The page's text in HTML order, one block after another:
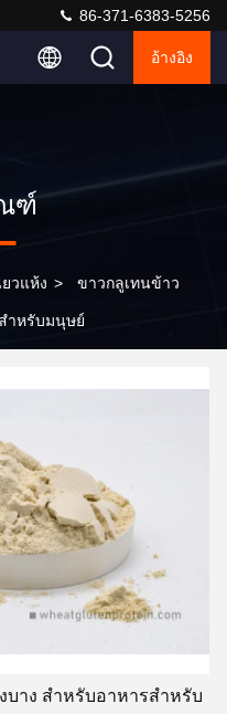
86-371-6383-5256
อ้างอิง
ฑ์
วแห้ง > ขาวกลูเทนข้าว
าหรับมนุษย์
บาง สําหรับอาหารสําหรับ